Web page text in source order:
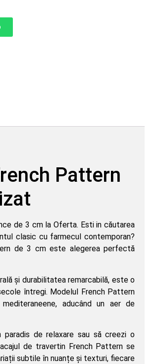
Pattern
de 3 cm la Oferta. Esti in căutarea
clasic cu farmecul contemporan?
de 3 cm este alegerea perfectă
și durabilitatea remarcabilă, este o
întregi. Modelul French Pattern
aducând un aer de
de relaxare sau să creezi o
de travertin French Pattern se
subtile în nuanțe și texturi, fiecare